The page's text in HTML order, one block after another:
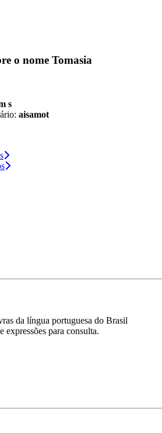
o nome Tomasia
s
aisamot
da língua portuguesa do Brasil
expressões para consulta.